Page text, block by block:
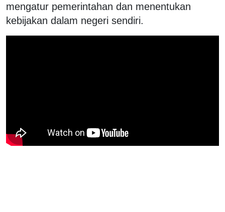
mengatur pemerintahan dan menentukan
kebijakan dalam negeri sendiri.